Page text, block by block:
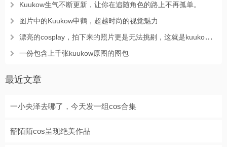
Kuukow生气不断更新，让你在追随角色的路上不再孤单。
图片中的Kuukow申鹤，超越时尚的视觉魅力
漂亮的cosplay，拍下来的照片更是无法挑剔，这就是kuuko图集
一份包含上千张kuukow原图的图包
最近文章
一小央泽去哪了，今天发一组cos合集
韶陌陌cos呈现绝美作品